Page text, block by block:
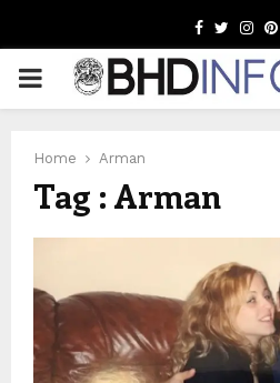
Facebook
Twitter
PRIMARY
Home Arman
Tag : Arman